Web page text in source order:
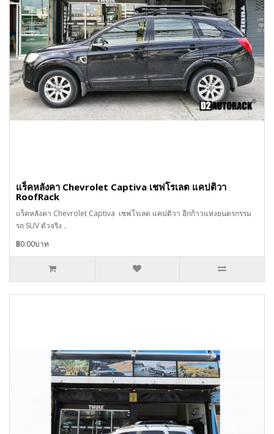
แร็คหลังคา Chevrolet Captiva เชฟโรเลต แคปติวา
RoofRack
แร็คหลังคา Chevrolet Captiva เชฟโรเลต แคปติวา อีกก้าวแห่งยนตรกรรม
รถ SUV ตัวจริง ..
฿0.00บาท